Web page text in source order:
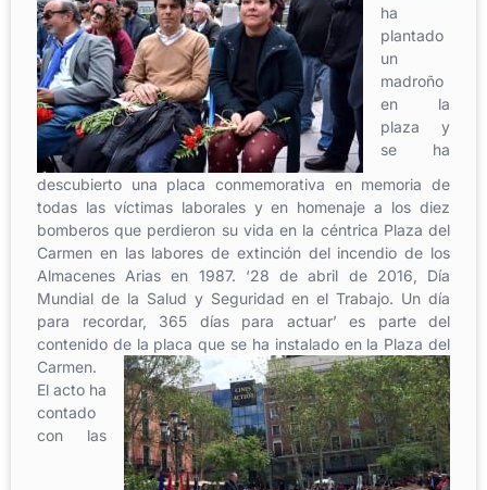
ha
plantado
un
madroño
en la
plaza y
se ha
descubierto una placa conmemorativa en memoria de
todas las víctimas laborales y en homenaje a los diez
bomberos que perdieron su vida en la céntrica Plaza del
Carmen en las labores de extinción del incendio de los
Almacenes Arias en 1987. ‘28 de abril de 2016, Día
Mundial de la Salud y Seguridad en el Trabajo. Un día
para recordar, 365 días para actuar’ es parte del
contenido de la placa que se ha instalado en la Plaza del
Carmen.
El acto ha
contado
con las